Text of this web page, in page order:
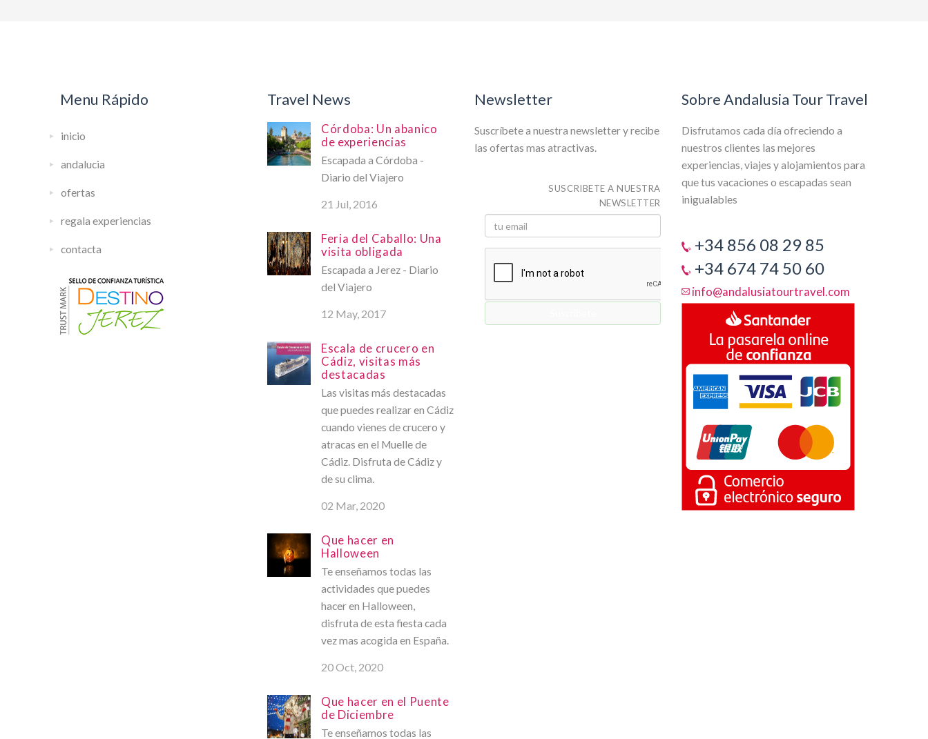
Menu Rápido
inicio
andalucia
ofertas
regala experiencias
contacta
Travel News
Córdoba: Un abanico
de experiencias
Escapada a Córdoba -
Diario del Viajero
21 Jul, 2016
Feria del Caballo: Una
visita obligada
Escapada a Jerez - Diario
del Viajero
12 May, 2017
Escala de crucero en
Cádiz, visitas más
destacadas
Las visitas más destacadas
que puedes realizar en Cádiz
cuando vienes de crucero y
atracas en el Muelle de
Cádiz. Disfruta de Cádiz y
de su clima.
02 Mar, 2020
Que hacer en
Halloween
Te enseñamos todas las
actividades que puedes
hacer en Halloween,
disfruta de esta fiesta cada
vez mas acogida en España.
20 Oct, 2020
Que hacer en el Puente
de Diciembre
Te enseñamos todas las
Newsletter
Suscríbete a nuestra newsletter y recibe
las ofertas mas atractivas.
SUSCRIBETE A NUESTRA
NEWSLETTER
Sobre Andalusia Tour Travel
Disfrutamos cada día ofreciendo a
nuestros clientes las mejores
experiencias, viajes y alojamientos para
que tus vacaciones o escapadas sean
inigualables
+34 856 08 29 85
+34 674 74 50 60
info@andalusiatourtravel.com